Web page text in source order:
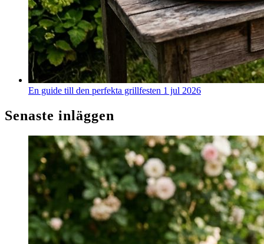
En guide till den perfekta grillfesten 1 jul 2026
Senaste inläggen